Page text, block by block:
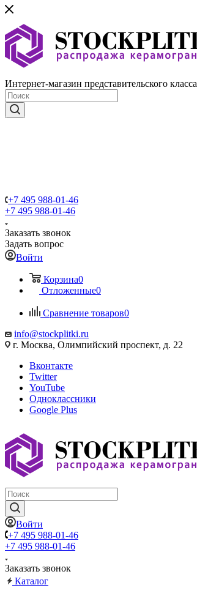
Интернет-магазин представительского класса
+7 495 988-01-46
+7 495 988-01-46
Заказать звонок
Задать вопрос
Войти
Корзина0
Отложенные0
Сравнение товаров0
info@stockplitki.ru
г. Москва, Олимпийский проспект, д. 22
Вконтакте
Twitter
YouTube
Одноклассники
Google Plus
Войти
+7 495 988-01-46
+7 495 988-01-46
Заказать звонок
Каталог